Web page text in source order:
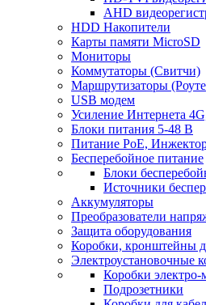
AHD
HDD Накопители
Карты памяти MicroSD
Мониторы
Коммутаторы (Свитчи)
Маршрутизаторы
USB модем
Усиление Интернета
Блоки питания 5-48 В
Питание PoE,
Бесперебойное питание
Блоки
Источники
Аккумуляторы
Преобразователи
Защита оборудования
Коробки, кронштейны
Электроустановочные
Коробки
Подрозетники